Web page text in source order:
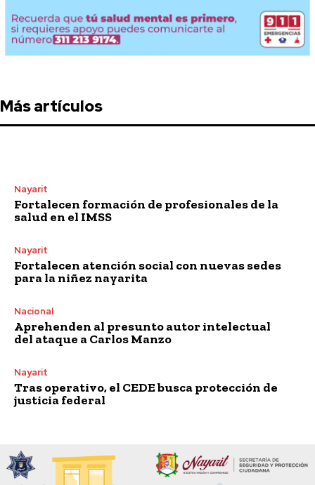
Más artículos
Nayarit
Fortalecen formación de profesionales de la
salud en el IMSS
Nayarit
Fortalecen atención social con nuevas sedes
para la niñez nayarita
Nacional
Aprehenden al presunto autor intelectual
del ataque a Carlos Manzo
Nayarit
Tras operativo, el CEDE busca protección de
justicia federal